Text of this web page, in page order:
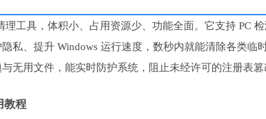
理工具，体积小、占用资源少、功能全面。它支持 PC
私、提升 Windows 运行速度，数秒内就能清除各类临
无用文件，能实时防护系统，阻止未经许可的注册表
教程